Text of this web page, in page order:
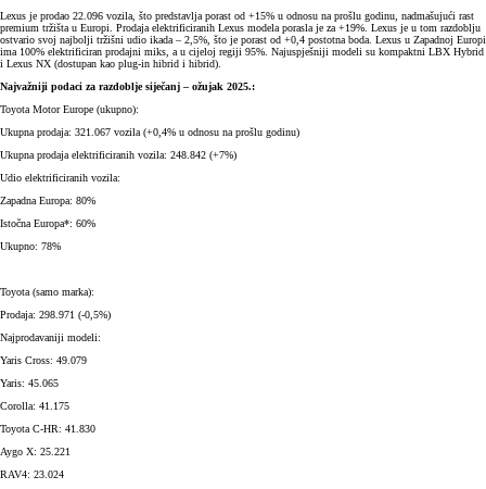
Lexus je prodao 22.096 vozila, što predstavlja porast od +15% u odnosu na prošlu godinu, nadmašujući rast
premium tržišta u Europi. Prodaja elektrificiranih Lexus modela porasla je za +19%. Lexus je u tom razdoblju
ostvario svoj najbolji tržišni udio ikada – 2,5%, što je porast od +0,4 postotna boda. Lexus u Zapadnoj Europi
ima 100% elektrificiran prodajni miks, a u cijeloj regiji 95%. Najuspješniji modeli su kompaktni LBX Hybrid
i Lexus NX (dostupan kao plug-in hibrid i hibrid).
Najvažniji podaci za razdoblje siječanj – ožujak 2025.:
Toyota Motor Europe (ukupno):
Ukupna prodaja: 321.067 vozila (+0,4% u odnosu na prošlu godinu)
Ukupna prodaja elektrificiranih vozila: 248.842 (+7%)
Udio elektrificiranih vozila:
Zapadna Europa: 80%
Istočna Europa*: 60%
Ukupno: 78%
Toyota (samo marka):
Prodaja: 298.971 (-0,5%)
Najprodavaniji modeli:
Yaris Cross: 49.079
Yaris: 45.065
Corolla: 41.175
Toyota C-HR: 41.830
Aygo X: 25.221
RAV4: 23.024